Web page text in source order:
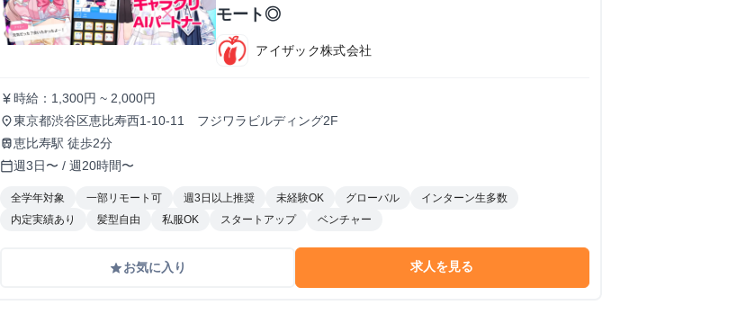
モート◎
アイザック株式会社
currency_yen時給：1,300円 ~ 2,000円
place東京都渋谷区恵比寿西1-10-11 フジワラビルディング2F
train恵比寿駅 徒歩2分
calendar_today週3日〜 / 週20時間〜
全学年対象 一部リモート可 週3日以上推奨 未経験OK グローバル
インターン生多数
内定実績あり
髪型自由 私服OK スタートアップ ベンチャー
gradeお気に入り 求人を見る